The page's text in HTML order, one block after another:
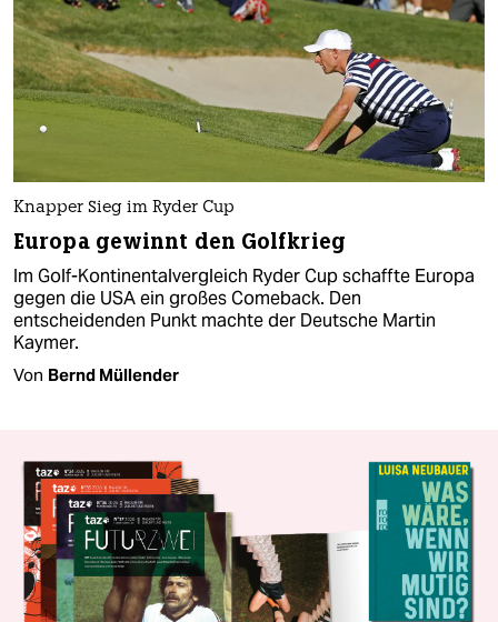
Knapper Sieg im Ryder Cup
Europa gewinnt den Golfkrieg
Im Golf-Kontinentalvergleich Ryder Cup schaffte Europa
gegen die USA ein großes Comeback. Den
entscheidenden Punkt machte der Deutsche Martin
Kaymer.
Von Bernd Müllender